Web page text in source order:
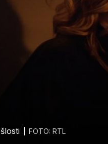
FOTO: RTL